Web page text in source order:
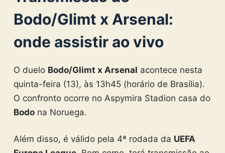
Bodo/Glimt x Arsenal:
onde assistir ao vivo
O duelo Bodo/Glimt x Arsenal acontece nesta
quinta-feira (13), às 13h45 (horário de Brasília).
O confronto ocorre no Aspymira Stadion casa do
Bodona Noruega.
Além disso, é válido pela 4ª rodada da UEFA